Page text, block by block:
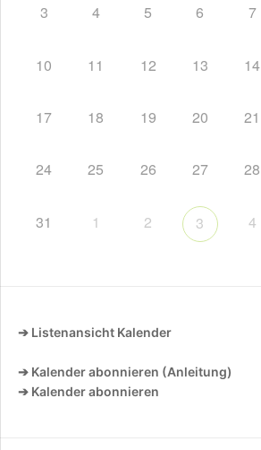
3 4 5 6 7
10 11 12 13 14
17 18 19 20 21
24 25 26 27 28
31 1 2 3 4
➔ Listenansicht Kalender
➔ Kalender abonnieren (Anleitung)
➔ Kalender abonnieren